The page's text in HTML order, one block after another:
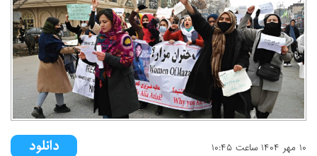
۱۰ مهر ۱۴۰۴ ساعت ۱۰:۴۵